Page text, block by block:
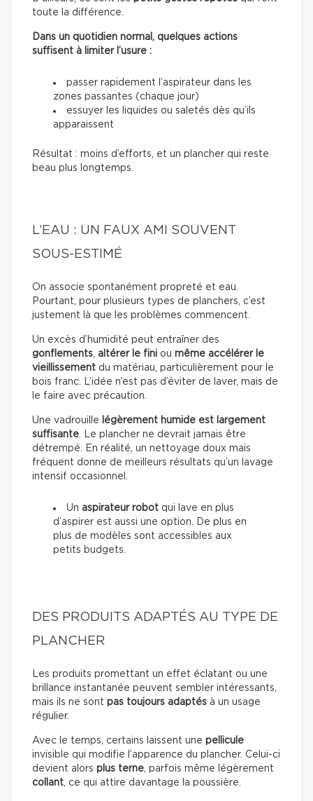
toute la différence.
Dans un quotidien normal, quelques actions
suffisent à limiter l’usure :
passer rapidement l’aspirateur dans les
zones passantes (chaque jour)
essuyer les liquides ou saletés dès qu’ils
apparaissent
Résultat : moins d’efforts, et un plancher qui reste
beau plus longtemps.
L’EAU : UN FAUX AMI SOUVENT
SOUS-ESTIMÉ
On associe spontanément propreté et eau.
Pourtant, pour plusieurs types de planchers, c’est
justement là que les problèmes commencent.
Un excès d’humidité peut entraîner des
gonflements altérer le fini ou même accélérer le
vieillissement du matériau, particulièrement pour le
bois franc. L’idée n’est pas d’éviter de laver, mais de
le faire avec précaution.
Une vadrouille
légèrement humide est largement
suffisante . Le plancher ne devrait jamais être
détrempé. En réalité, un nettoyage doux mais
fréquent donne de meilleurs résultats qu’un lavage
intensif occasionnel.
Un aspirateur robot qui lave en plus
d’aspirer est aussi une option. De plus en
plus de modèles sont accessibles aux
petits budgets.
DES PRODUITS ADAPTÉS AU TYPE DE
PLANCHER
Les produits promettant un effet éclatant ou une
brillance instantanée peuvent sembler intéressants,
mais ils ne sont pas toujours adaptés à un usage
régulier.
Avec le temps, certains laissent une pellicule
invisible qui modifie l’apparence du plancher. Celui-ci
devient alors plus terne , parfois même légèrement
collant , ce qui attire davantage la poussière.